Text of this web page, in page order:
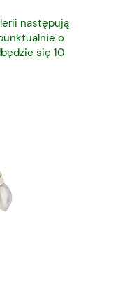
następują
o
się 10